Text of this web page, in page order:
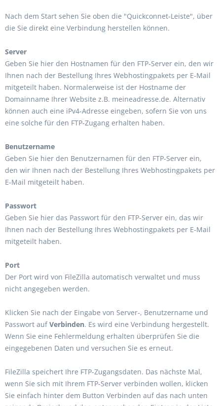
Nach dem Start sehen Sie oben die "Quickconnet-Leiste", über
die Sie direkt eine Verbindung herstellen können.
Server
Geben Sie hier den Hostnamen für den FTP-Server ein, den wir
Ihnen nach der Bestellung Ihres Webhostingpakets per E-Mail
mitgeteilt haben. Normalerweise ist der Hostname der
Domainname Ihrer Website z.B. meineadresse.de. Alternativ
können auch eine iPv4-Adresse eingeben, sofern Sie von uns
eine solche für den FTP-Zugang erhalten haben.
Benutzername
Geben Sie hier den Benutzernamen für den FTP-Server ein,
den wir Ihnen nach der Bestellung Ihres Webhostingpakets per
E-Mail mitgeteilt haben.
Passwort
Geben Sie hier das Passwort für den FTP-Server ein, das wir
Ihnen nach der Bestellung Ihres Webhostingpakets per E-Mail
mitgeteilt haben.
Port
Der Port wird von FileZilla automatisch verwaltet und muss
nicht angegeben werden.
Klicken Sie nach der Eingabe von Server-, Benutzername und
Passwort aufVerbinden. Es wird eine Verbindung hergestellt.
Wenn Sie eine Fehlermeldung erhalten überprüfen Sie die
eingegebenen Daten und versuchen Sie es erneut.
FileZilla speichert Ihre FTP-Zugangsdaten. Das nächste Mal,
wenn Sie sich mit Ihrem FTP-Server verbinden wollen, klicken
Sie einfach hinter dem Button Verbinden auf das nach unten